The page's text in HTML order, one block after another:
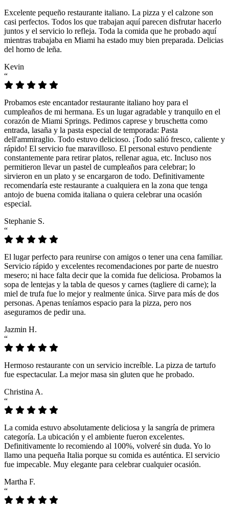
Excelente pequeño restaurante italiano. La pizza y el calzone son
casi perfectos. Todos los que trabajan aquí parecen disfrutar hacerlo
juntos y el servicio lo refleja. Toda la comida que he probado aquí
mientras trabajaba en Miami ha estado muy bien preparada. Delicias
del horno de leña.
Kevin
“
Probamos este encantador restaurante italiano hoy para el
cumpleaños de mi hermana. Es un lugar agradable y tranquilo en el
corazón de Miami Springs. Pedimos caprese y bruschetta como
entrada, lasaña y la pasta especial de temporada: Pasta
dell'ammiraglio. Todo estuvo delicioso. ¡Todo salió fresco, caliente y
rápido! El servicio fue maravilloso. El personal estuvo pendiente
constantemente para retirar platos, rellenar agua, etc. Incluso nos
permitieron llevar un pastel de cumpleaños para celebrar; lo
sirvieron en un plato y se encargaron de todo. Definitivamente
recomendaría este restaurante a cualquiera en la zona que tenga
antojo de buena comida italiana o quiera celebrar una ocasión
especial.
Stephanie S.
“
El lugar perfecto para reunirse con amigos o tener una cena familiar.
Servicio rápido y excelentes recomendaciones por parte de nuestro
mesero; ni hace falta decir que la comida fue deliciosa. Probamos la
sopa de lentejas y la tabla de quesos y carnes (tagliere di carne); la
miel de trufa fue lo mejor y realmente única. Sirve para más de dos
personas. Apenas teníamos espacio para la pizza, pero nos
aseguramos de pedir una.
Jazmin H.
“
Hermoso restaurante con un servicio increíble. La pizza de tartufo
fue espectacular. La mejor masa sin gluten que he probado.
Christina A.
“
La comida estuvo absolutamente deliciosa y la sangría de primera
categoría. La ubicación y el ambiente fueron excelentes.
Definitivamente lo recomiendo al 100%, volveré sin duda. Yo lo
llamo una pequeña Italia porque su comida es auténtica. El servicio
fue impecable. Muy elegante para celebrar cualquier ocasión.
Martha F.
“